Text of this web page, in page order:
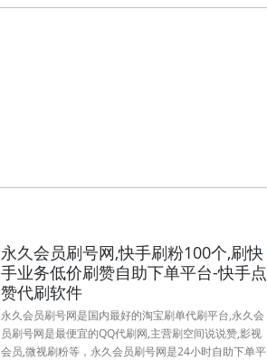
永久会员刷号网,快手刷粉100个,刷快
手业务低价刷赞自助下单平台-快手点
赞代刷软件
永久会员刷号网是国内最好的淘宝刷单代刷平台,永久会
员刷号网是最便宜的QQ代刷网,主营刷空间说说赞,影视
会员,微视刷粉等，永久会员刷号网是24小时自助下单平